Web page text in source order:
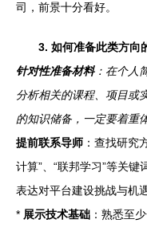
司，前景十分看好。
3. 如何准备此类方向
针对性准备材料：在个人
分析相关的课程、项目或
的知识储备，一定要着重
提前联系导师 ：查找研究
计算”、“联邦学习”等关
表达对平台建设挑战与机
* 展示技术基础 ：熟悉至